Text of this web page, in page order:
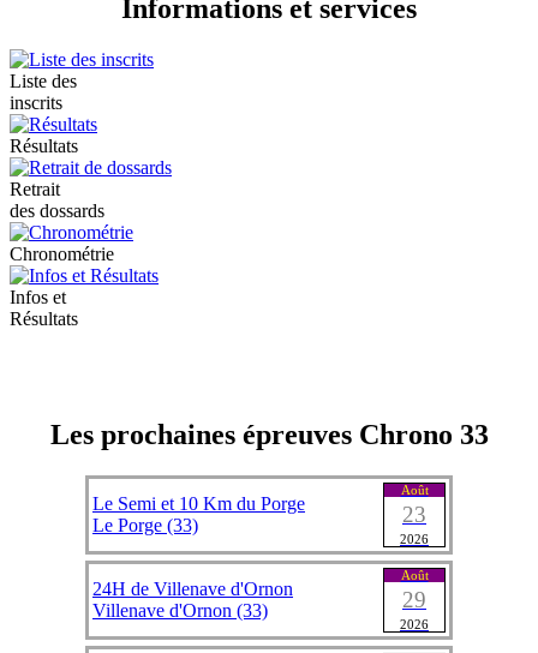
Informations et services
Liste des
inscrits
Résultats
Retrait
des dossards
Chronométrie
Infos et
Résultats
Les prochaines épreuves Chrono 33
Le Semi et 10 Km du Porge
Le Porge (33)
Août
23
2026
24H de Villenave d'Ornon
Villenave d'Ornon (33)
Août
29
2026